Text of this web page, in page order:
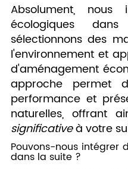
Absolument, nous
écologiques
sélectionnons des
l'environnement et
d'aménagement
approche permet
performance et
naturelles, offrant
significativeà votre
Pouvons-nous intégrer
dans la suite ?